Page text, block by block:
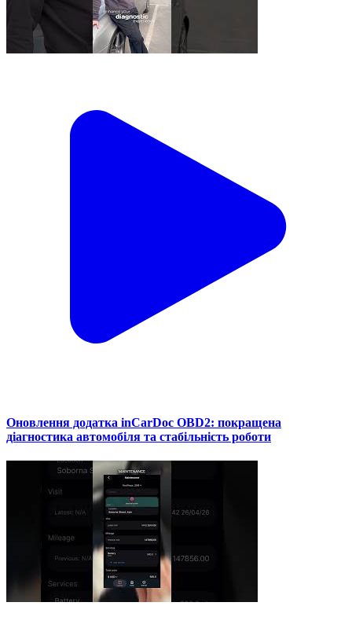
Оновлення додатка inCarDoc OBD2: покращена
діагностика автомобіля та стабільність роботи